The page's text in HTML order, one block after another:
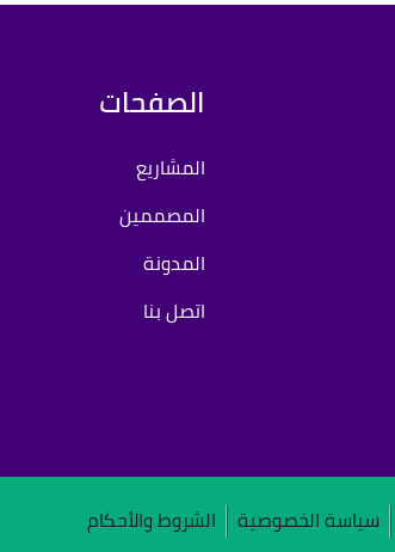
الصفحات
المشاريع
المصممين
المدونة
اتصل بنا
سياسة الخصوصية الشروط والأحكام